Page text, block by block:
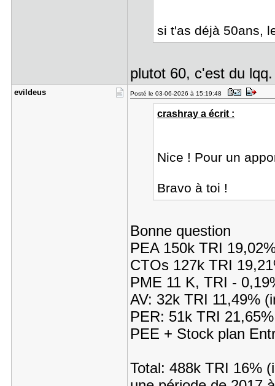
si t'as déjà 50ans,
plutot 60, c'est du lqq.
evildeus Posté le 03-06-2026 à 15:19:48
crashray a écrit :
Nice ! Pour un
Bravo à toi !
Bonne question
PEA 150k TRI
CTOs 127k TRI
PME 11 K, TRI -
AV: 32k TRI 11,49%
PER: 51k TRI 21,65%
PEE + Stock plan
Total: 488k TRI 16%